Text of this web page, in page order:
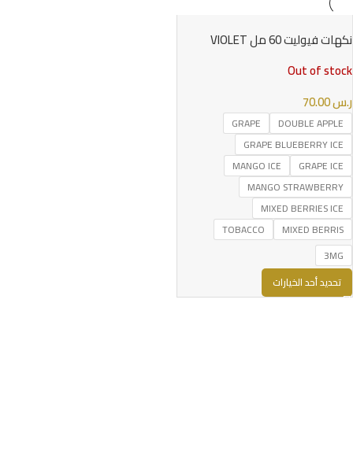
نكهات فيوليت 60 مل VIOLET
Out of stock
ر.س
DOUBLE APPLE
GRAPE
GRAPE BLUEBERRY ICE
GRAPE ICE
MANGO ICE
MANGO STRAWBERRY
MIXED BERRIES ICE
MIXED BERRIS
TOBACCO
3MG
تحديد أحد الخيارات